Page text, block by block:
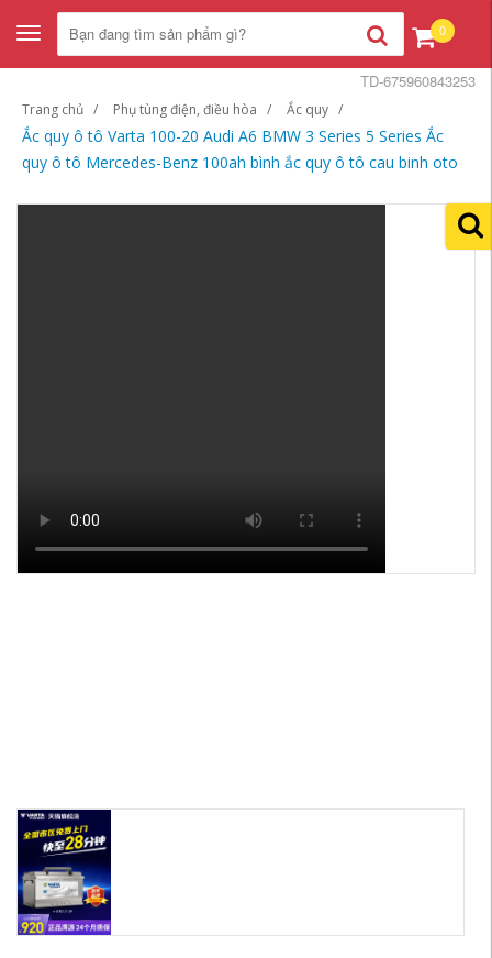
Toggle
navigation
0
Trang chủ Phụ tùng điện, điều hòa Ắc quy
Ắc quy ô tô Varta 100-20 Audi A6 BMW 3 Series 5 Series Ắc
quy ô tô Mercedes-Benz 100ah bình ắc quy ô tô cau binh oto
TD-675960843253